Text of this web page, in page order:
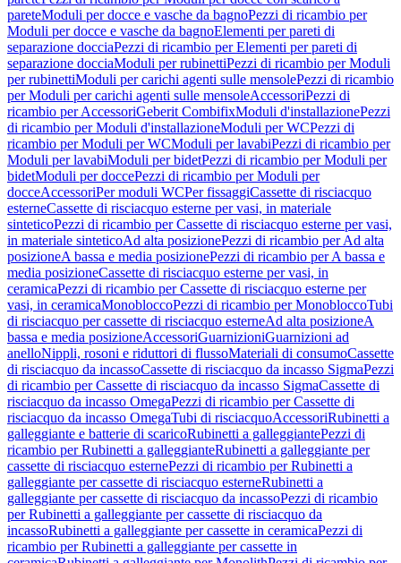
pareteModuli per docce e vasche da bagnoPezzi di ricambio per
Moduli per docce e vasche da bagnoElementi per pareti di
separazione docciaPezzi di ricambio per Elementi per pareti di
separazione docciaModuli per rubinettiPezzi di ricambio per Moduli
per rubinettiModuli per carichi agenti sulle mensolePezzi di ricambio
per Moduli per carichi agenti sulle mensoleAccessoriPezzi di
ricambio per AccessoriGeberit CombifixModuli d'installazionePezzi
di ricambio per Moduli d'installazioneModuli per WCPezzi di
ricambio per Moduli per WCModuli per lavabiPezzi di ricambio per
Moduli per lavabiModuli per bidetPezzi di ricambio per Moduli per
bidetModuli per doccePezzi di ricambio per Moduli per
docceAccessoriPer moduli WCPer fissaggiCassette di risciacquo
esterneCassette di risciacquo esterne per vasi, in materiale
sinteticoPezzi di ricambio per Cassette di risciacquo esterne per vasi,
in materiale sinteticoAd alta posizionePezzi di ricambio per Ad alta
posizioneA bassa e media posizionePezzi di ricambio per A bassa e
media posizioneCassette di risciacquo esterne per vasi, in
ceramicaPezzi di ricambio per Cassette di risciacquo esterne per
vasi, in ceramicaMonobloccoPezzi di ricambio per MonobloccoTubi
di risciacquo per cassette di risciacquo esterneAd alta posizioneA
bassa e media posizioneAccessoriGuarnizioniGuarnizioni ad
anelloNippli, rosoni e riduttori di flussoMateriali di consumoCassette
di risciacquo da incassoCassette di risciacquo da incasso SigmaPezzi
di ricambio per Cassette di risciacquo da incasso SigmaCassette di
risciacquo da incasso OmegaPezzi di ricambio per Cassette di
risciacquo da incasso OmegaTubi di risciacquoAccessoriRubinetti a
galleggiante e batterie di scaricoRubinetti a galleggiantePezzi di
ricambio per Rubinetti a galleggianteRubinetti a galleggiante per
cassette di risciacquo esternePezzi di ricambio per Rubinetti a
galleggiante per cassette di risciacquo esterneRubinetti a
galleggiante per cassette di risciacquo da incassoPezzi di ricambio
per Rubinetti a galleggiante per cassette di risciacquo da
incassoRubinetti a galleggiante per cassette in ceramicaPezzi di
ricambio per Rubinetti a galleggiante per cassette in